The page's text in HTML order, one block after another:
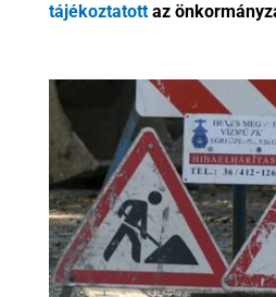
tájékoztatott az